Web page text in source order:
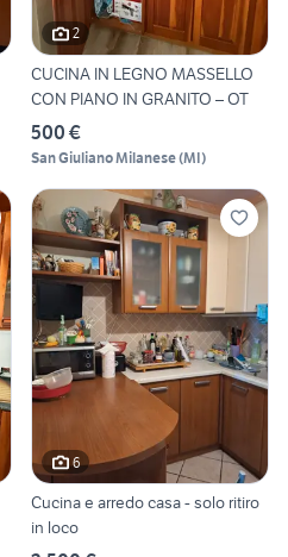
2
CUCINA IN LEGNO MASSELLO
CON PIANO IN GRANITO – OT
500 €
San Giuliano Milanese(MI)
6
Cucina e arredo casa - solo ritiro
in loco